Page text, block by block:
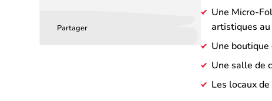
Une Micro-
artistiques au
Une
Une salle de
Les locaux
Partager